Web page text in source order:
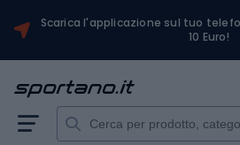
Scarica l'applicazione sul tuo
10 Euro!